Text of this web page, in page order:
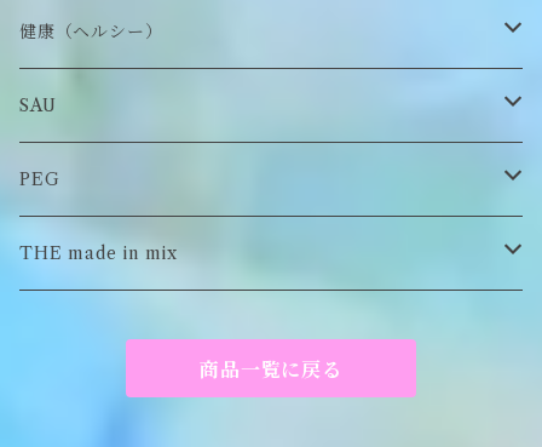
チャーム
Tシャツ
イヤーマフラー
アクセサリー
ピアス/イヤリング
健康（ヘルシー）
ロンT
スウェット/パーカー
Tシャツ
SAU
ロンT
スウェット/パーカー
PEG
キーチャーム
THE made in mix
商品一覧に戻る